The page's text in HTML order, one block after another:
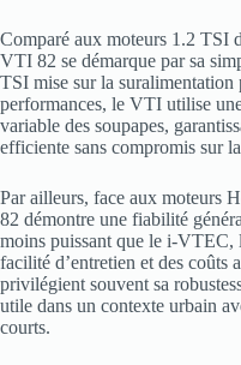
Comparé aux moteurs 1.2 TSI
VTI 82 se démarque par sa
TSI mise sur la suralimentation
performances, le VTI utilise
variable des soupapes,
efficiente sans compromis sur
Par ailleurs, face aux moteurs
82 démontre une fiabilité
moins puissant que le i-VTEC,
facilité d’entretien et des coûts
privilégient souvent sa
utile dans un contexte urbain
courts.